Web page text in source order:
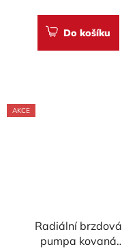
Do košíku
AKCE
Radiální brzdová
pumpa kovaná